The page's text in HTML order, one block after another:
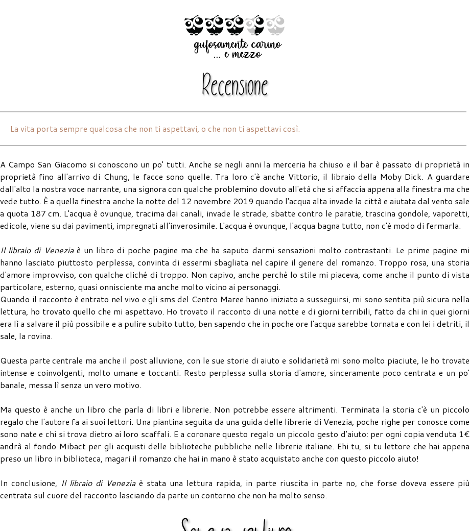
La vita porta sempre qualcosa che non ti aspettavi, o che non ti aspettavi così.
A Campo San Giacomo si conoscono un po' tutti. Anche se negli anni la merceria ha chiuso e il bar è passato di proprietà in
proprietà fino all'arrivo di Chung, le facce sono quelle. Tra loro c'è anche Vittorio, il libraio della Moby Dick. A guardare
dall'alto la nostra voce narrante, una signora con qualche problemino dovuto all'età che si affaccia appena alla finestra ma che
vede tutto. È a quella finestra anche la notte del 12 novembre 2019 quando l'acqua alta invade la città e aiutata dal vento sale
a quota 187 cm. L'acqua è ovunque, tracima dai canali, invade le strade, sbatte contro le paratie, trascina gondole, vaporetti,
edicole, viene su dai pavimenti, impregnati all'inverosimile. L'acqua è ovunque, l'acqua bagna tutto, non c'è modo di fermarla.
Il libraio di Veneziaè un libro di poche pagine ma che ha saputo darmi sensazioni molto contrastanti. Le prime pagine mi
hanno lasciato piuttosto perplessa, convinta di essermi sbagliata nel capire il genere del romanzo. Troppo rosa, una storia
d'amore improvviso, con qualche cliché di troppo. Non capivo, anche perchè lo stile mi piaceva, come anche il punto di vista
particolare, esterno, quasi onnisciente ma anche molto vicino ai personaggi.
Quando il racconto è entrato nel vivo e gli sms del Centro Maree hanno iniziato a susseguirsi, mi sono sentita più sicura nella
lettura, ho trovato quello che mi aspettavo. Ho trovato il racconto di una notte e di giorni terribili, fatto da chi in quei giorni
era lì a salvare il più possibile e a pulire subito tutto, ben sapendo che in poche ore l'acqua sarebbe tornata e con lei i detriti, il
sale, la rovina.
Questa parte centrale ma anche il post alluvione, con le sue storie di aiuto e solidarietà mi sono molto piaciute, le ho trovate
intense e coinvolgenti, molto umane e toccanti. Resto perplessa sulla storia d'amore, sinceramente poco centrata e un po'
banale, messa lì senza un vero motivo.
Ma questo è anche un libro che parla di libri e librerie. Non potrebbe essere altrimenti. Terminata la storia c'è un piccolo
regalo che l'autore fa ai suoi lettori. Una piantina seguita da una guida delle librerie di Venezia, poche righe per conosce come
sono nate e chi si trova dietro ai loro scaffali. E a coronare questo regalo un piccolo gesto d'aiuto: per ogni copia venduta 1€
andrà al fondo Mibact per gli acquisti delle biblioteche pubbliche nelle librerie italiane. Ehi tu, si tu lettore che hai appena
preso un libro in biblioteca, magari il romanzo che hai in mano è stato acquistato anche con questo piccolo aiuto!
In conclusione, Il libraio di Veneziaè stata una lettura rapida, in parte riuscita in parte no, che forse doveva essere più
centrata sul cuore del racconto lasciando da parte un contorno che non ha molto senso.